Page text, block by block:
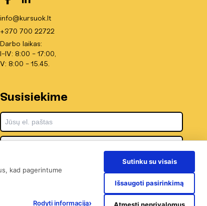
info@kursuok.lt
+370 700 22722
Darbo laikas:
I-IV: 8:00 - 17:00,
V: 8:00 - 15.45.
Susisiekime
kad pagerintume
Rodyti informaciją›
Sutinku su visais
Išsaugoti pasirinkimą